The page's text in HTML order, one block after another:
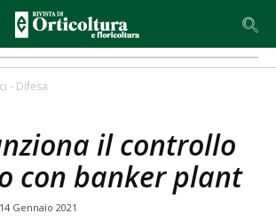
- Difesa
il controllo
con banker plant
14 Gennaio 2021